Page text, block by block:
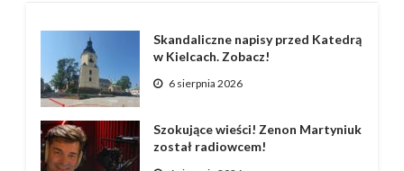
Skandaliczne napisy przed Katedrą
w Kielcach. Zobacz!
6 sierpnia 2026
Szokujące wieści! Zenon Martyniuk
został radiowcem!